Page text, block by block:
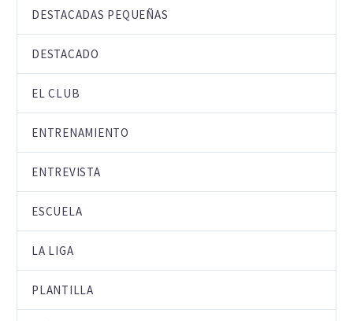
DESTACADAS PEQUEÑAS
DESTACADO
EL CLUB
ENTRENAMIENTO
ENTREVISTA
ESCUELA
LA LIGA
PLANTILLA